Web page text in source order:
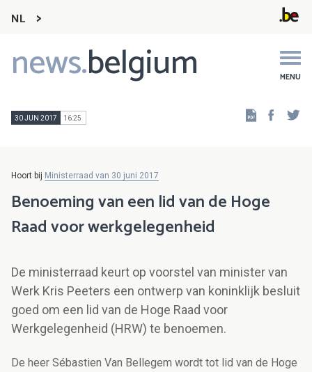
NL
news.belgium MENU
Main
navigation
30 JUN 2017 16:25
Hoort bij Ministerraad van 30 juni 2017
Benoeming van een lid van de Hoge
Raad voor werkgelegenheid
De ministerraad keurt op voorstel van minister van
Werk Kris Peeters een ontwerp van koninklijk besluit
goed om een lid van de Hoge Raad voor
Werkgelegenheid (HRW) te benoemen.
De heer Sébastien Van Bellegem wordt tot lid van de Hoge